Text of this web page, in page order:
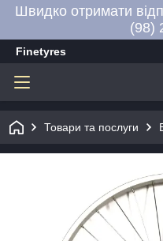
Швидко отримати
(98)
Finetyres
Товари та послуги